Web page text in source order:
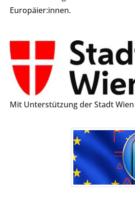
Europäier:innen.
Mit Unterstützung der Stadt